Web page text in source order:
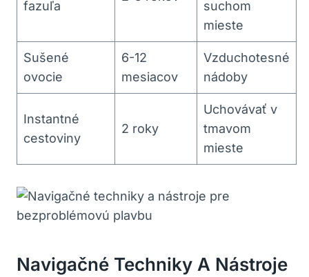
fazuľa
suchom
mieste
Sušené
ovocie
6-12
mesiacov
Vzduchotesné
nádoby
Instantné
cestoviny
2 roky
Uchovávať v
tmavom
⁣mieste
Navigačné Techniky A Nástroje